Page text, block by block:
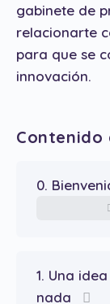
gabinete de
relacionarte
para que se
innovación.
Contenido
0.
1. Una
nada